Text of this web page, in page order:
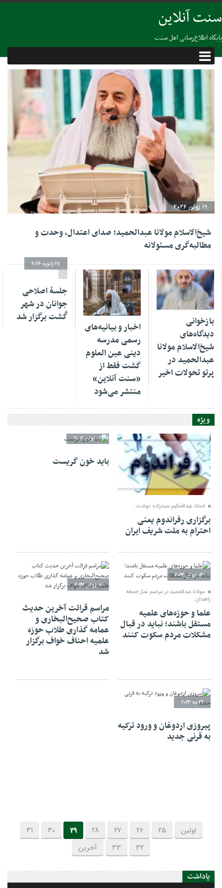
سنت آنلاین
پایگاه اطلاع‌رسانی اهل سنت
19 ژوئن 2026
شیخ‌الاسلام مولانا عبدالحمید؛ صدای اعتدال، وحدت و
مطالبه‌گری مسئولانه
بازخوانی
دیدگاه‌های
شیخ‌الاسلام مولانا
عبدالحمید در
پرتو تحولات اخیر
01 فوریه 2026
اخبار و بیانیه‌های
رسمی مدرسه
دینی عین العلوم
گشت فقط از
«سنت آنلاین»
منتشر می‌شود
28 ژانویه 2026
جلسهٔ اصلاحی
جوانان در شهر
گُشت برگزار شد
ویژه
07 ژوئن 2023
استاد عبدالحکیم سیدزاده نوشت:
برگزاری رفراندوم یعنی
احترام به ملت شریف ایران
04 ژوئن 2023
باید خون گریست
03 ژوئن 2023
مولانا عبدالحمید در مراسم نماز جمعه
زاهدان:
علما و حوزه‌های علمیه
مستقل باشند؛ نباید در قبال
مشکلات مردم سکوت کنند
01 ژوئن 2023
مراسم قرائت آخرین حدیث
کتاب صحیح‌البخاری و
عمامه گذاری طلاب حوزه
علمیه احناف خواف برگزار
شد
29 مه 2023
پیروزی اردوغان و ورود ترکیه
به قرنی جدید
اولین 25
26
27
28
29
30
31
32
33 آخرین
یاداشت